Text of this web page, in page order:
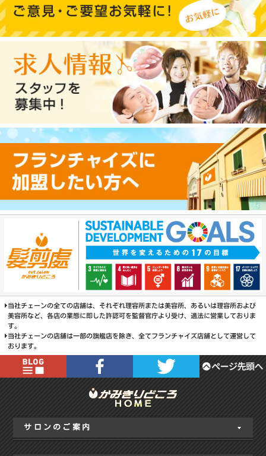
当社チェーンの全ての店舗は、それぞれ理容所または美容所、あるいは理容所および
美容所など、各店の業態に即した許認可を監督官庁より受け、適法に営業しておりま
す。
当社チェーンの店舗は一部の旗艦店を除き、全てフランチャイズ店舗として運営して
おります。
サロンのご案内